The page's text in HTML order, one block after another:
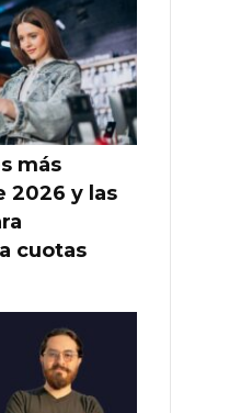
más
2026 y las
cuotas